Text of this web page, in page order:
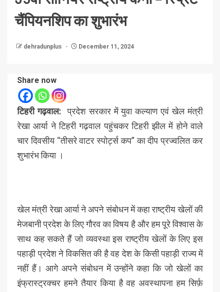
चैंपियनशिप का शुभारंभ
dehradunplus December 11, 2024
Share now
टिहरी गढ़वाल: प्रदेश सरकार में युवा कल्याण एवं खेल मंत्री
रेखा आर्या ने टिहरी गढ़वाल पहुंचकर टिहरी झील में होने वाले
चार दिवसीय “तीसरे वाटर स्पोर्ट्स कप” का दीप प्रज्वलित कर
शुभारंभ किया ।
खेल मंत्री रेखा आर्या ने अपने संबोधन में कहा राष्ट्रीय खेलों की
मेजबानी प्रदेश के लिए गौरव का विषय है और हम पूरे विश्वास के
साथ कह सकते हैं जो व्यवस्था इस राष्ट्रीय खेलों के लिए इस
पहाड़ी प्रदेश ने विकसित की है वह देश के किसी पहाड़ी राज्य में
नहीं हैं। आगे अपने संबोधन में उन्होंने कहा कि जो खेलों का
इंफ्रास्ट्रक्चर हमने तैयार किया है वह अवस्थापना हम सिर्फ़